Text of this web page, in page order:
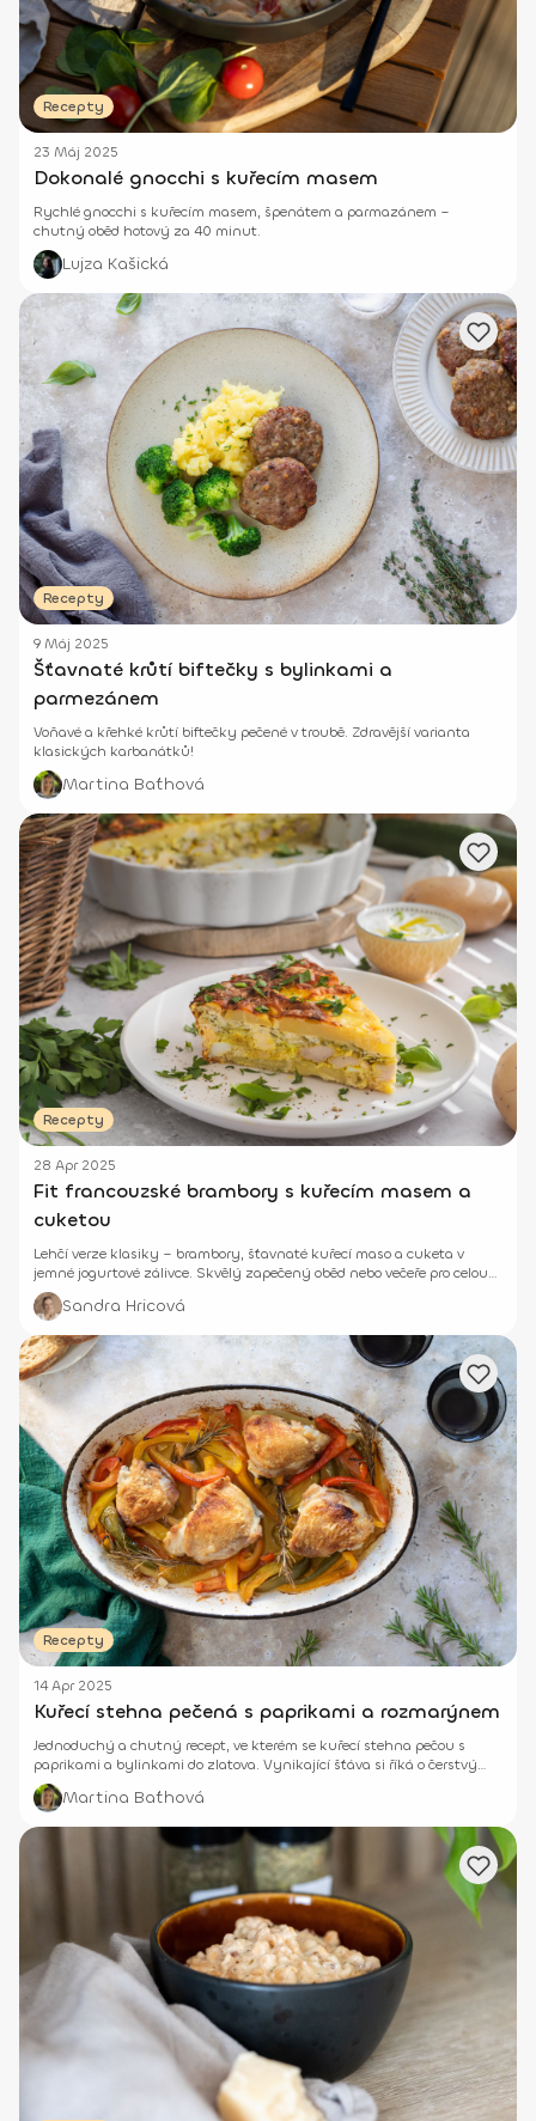
Recepty
23 Máj 2025
Dokonalé gnocchi s kuřecím masem
Rychlé gnocchi s kuřecím masem, špenátem a parmazánem –
chutný oběd hotový za 40 minut.
Lujza Kašická
Recepty
9 Máj 2025
Šťavnaté krůtí biftečky s bylinkami a
parmezánem
Voňavé a křehké krůtí biftečky pečené v troubě. Zdravější varianta
klasických karbanátků!
Martina Baťhová
Recepty
28 Apr 2025
Fit francouzské brambory s kuřecím masem a
cuketou
Lehčí verze klasiky – brambory, šťavnaté kuřecí maso a cuketa v
jemné jogurtové zálivce. Skvělý zapečený oběd nebo večeře pro celou
rodinu! 🍽️😊
Sandra Hricová
Recepty
14 Apr 2025
Kuřecí stehna pečená s paprikami a rozmarýnem
Jednoduchý a chutný recept, ve kterém se kuřecí stehna pečou s
paprikami a bylinkami do zlatova. Vynikající šťáva si říká o čerstvý
chléb!
Martina Baťhová